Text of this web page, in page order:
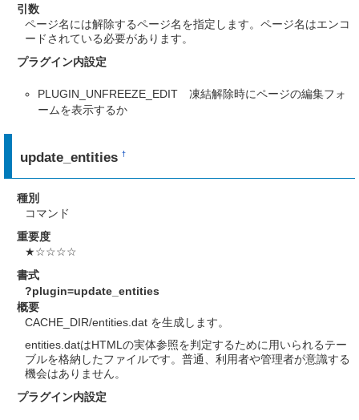
引数
ページ名には解除するページ名を指定します。ページ名はエンコ
ードされている必要があります。
プラグイン内設定
PLUGIN_UNFREEZE_EDIT 凍結解除時にページの編集フォ
ームを表示するか
update_entities†
種別
コマンド
重要度
★☆☆☆☆
書式
?plugin=update_entities
概要
CACHE_DIR/entities.dat を生成します。
entities.datはHTMLの実体参照を判定するために用いられるテー
ブルを格納したファイルです。普通、利用者や管理者が意識する
機会はありません。
プラグイン内設定